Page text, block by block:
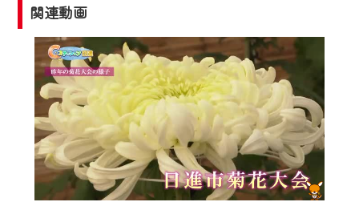
関連動画
2024年9月24日からはご加入者様へのサー
ビス向上のため、
『CCNet Web TV』を利用いただくには、
一部コンテンツを除き、
CCNetサービスへの加入と『CCNetマイ
ページ※』へのログインが必要となりま
す。
何卒、ご理解ご了承の程よろしくお願い
いたします。